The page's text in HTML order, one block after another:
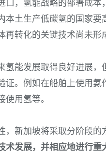
口，氢能战略的部署成
本土生产低碳氢的国家要
再转化的关键技术尚未形
氢能发展取得良好进展，
证。例如在船舶上使用
使用氢等。
，新加坡将采取分阶段的
术发展，并相应地进行